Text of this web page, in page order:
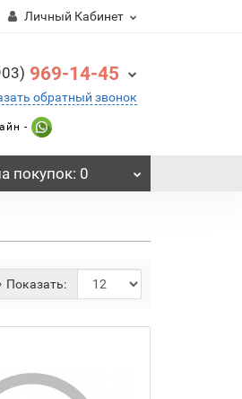
Личный Кабинет
969-14-45
обратный звонок
-
покупок: 0
Показать: